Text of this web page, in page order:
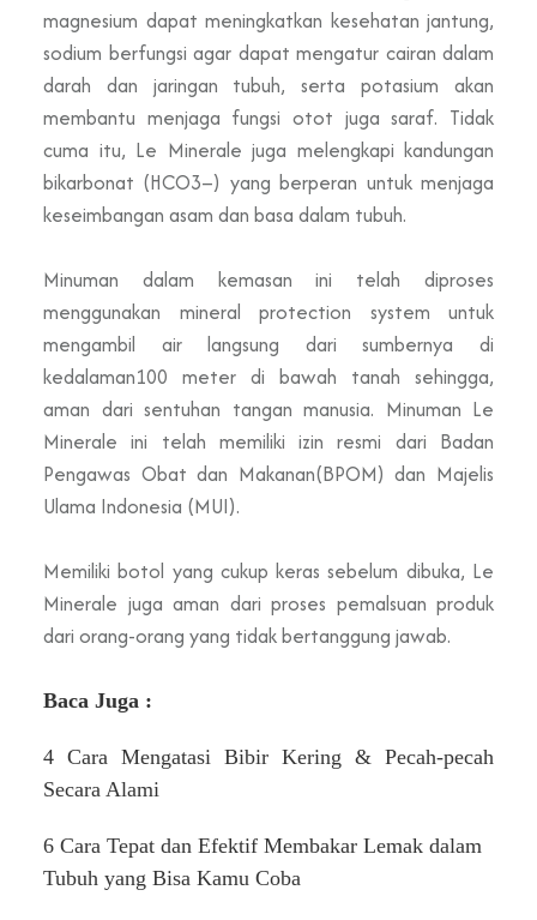
magnesium dapat meningkatkan kesehatan jantung,
sodium berfungsi agar dapat mengatur cairan dalam
darah dan jaringan tubuh, serta potasium akan
membantu menjaga fungsi otot juga saraf. Tidak
cuma itu, Le Minerale juga melengkapi kandungan
bikarbonat (HCO3–) yang berperan untuk menjaga
keseimbangan asam dan basa dalam tubuh.
Minuman dalam kemasan ini telah diproses
menggunakan mineral protection system untuk
mengambil air langsung dari sumbernya di
kedalaman100 meter di bawah tanah sehingga,
aman dari sentuhan tangan manusia. Minuman Le
Minerale ini telah memiliki izin resmi dari Badan
Pengawas Obat dan Makanan(BPOM) dan Majelis
Ulama Indonesia (MUI).
Memiliki botol yang cukup keras sebelum dibuka, Le
Minerale juga aman dari proses pemalsuan produk
dari orang-orang yang tidak bertanggung jawab.
Baca Juga :
4 Cara Mengatasi Bibir Kering & Pecah-pecah
Secara Alami
6 Cara Tepat dan Efektif Membakar Lemak dalam
Tubuh yang Bisa Kamu Coba